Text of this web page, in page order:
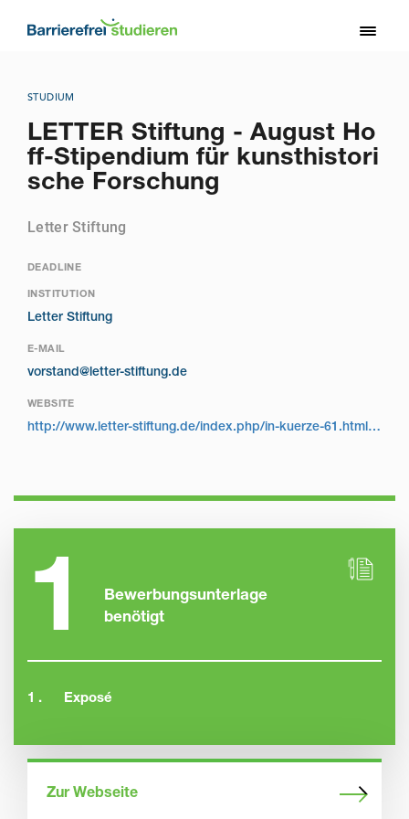
STUDIUM
LETTER Stiftung - August Ho
ff-Stipendium für kunsthistori
sche Forschung
Letter Stiftung
DEADLINE
INSTITUTION
Letter Stiftung
E-MAIL
vorstand@letter-stiftung.de
WEBSITE
http://www.letter-stiftung.de/index.php/in-kuerze-61.html/index.php/in-kuerze-61.html/index.php/in-kuerze-61.html/index.php/in-kuerze-61.html
1
Bewerbungsunterlage
benötigt
1 . Exposé
Zur Webseite